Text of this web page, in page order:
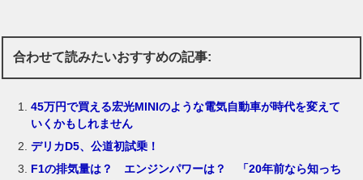
合わせて読みたいおすすめの記事:
45万円で買える宏光MINIのような電気自動車が時代を変えて
いくかもしれません
デリカD5、公道初試乗！
F1の排気量は？ エンジンパワーは？ 「20年前なら知っち